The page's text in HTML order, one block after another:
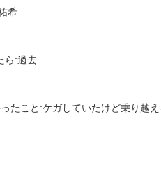
希
ら:過去
たこと :ケガしていたけど乗り越